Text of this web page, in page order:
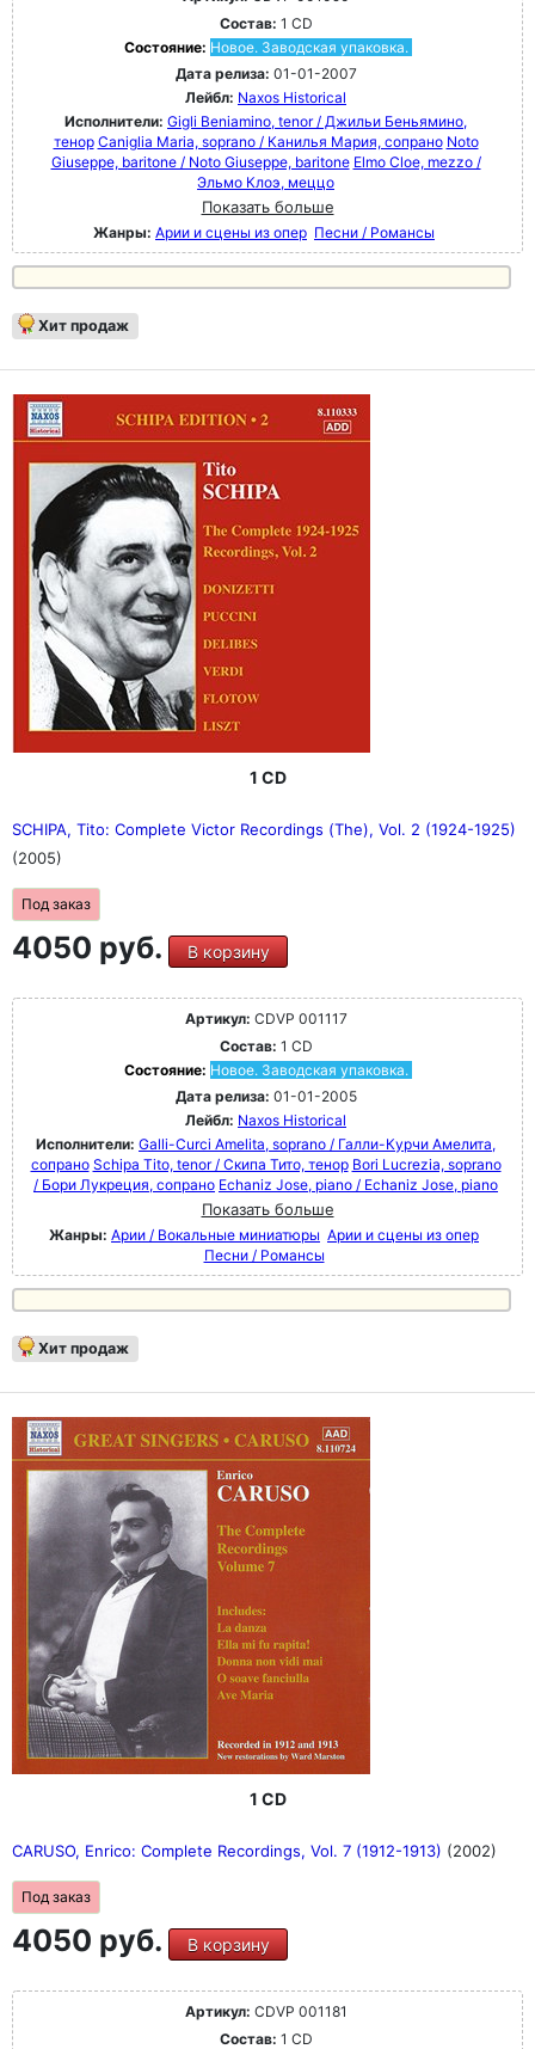
Состав: 1 CD
Состояние: Новое. Заводская упаковка.
Дата релиза: 01-01-2007
Лейбл: Naxos Historical
Исполнители: Gigli Beniamino, tenor / Джильи Беньямино,
тенор Caniglia Maria, soprano / Канилья Мария, сопрано Noto
Giuseppe, baritone / Noto Giuseppe, baritone Elmo Cloe, mezzo /
Эльмо Клоэ, меццо
Показать больше
Жанры: Арии и сцены из опер Песни / Романсы
Хит продаж
1 CD
SCHIPA, Tito: Complete Victor Recordings (The), Vol. 2 (1924-1925)
(2005)
Под заказ
4050 руб. В корзину
Артикул: CDVP 001117
Состав: 1 CD
Состояние: Новое. Заводская упаковка.
Дата релиза: 01-01-2005
Лейбл: Naxos Historical
Исполнители: Galli-Curci Amelita, soprano / Галли-Курчи Амелита,
сопрано Schipa Tito, tenor / Скипа Тито, тенор Bori Lucrezia, soprano
/ Бори Лукреция, сопрано Echaniz Jose, piano / Echaniz Jose, piano
Показать больше
Жанры: Арии / Вокальные миниатюры Арии и сцены из опер
Песни / Романсы
Хит продаж
1 CD
CARUSO, Enrico: Complete Recordings, Vol. 7 (1912-1913) (2002)
Под заказ
4050 руб. В корзину
Артикул: CDVP 001181
Состав: 1 CD